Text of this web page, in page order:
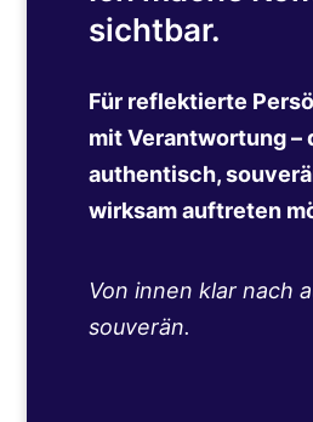
sichtbar.
Für reflektierte
mit Verantwortung –
authentisch,
wirksam auftreten
Von innen klar nach
souverän.